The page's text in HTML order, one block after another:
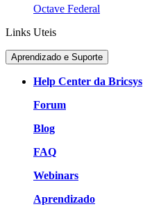
Octave Federal
Links Uteis
Aprendizado e Suporte
Help Center da Bricsys
Forum
Blog
FAQ
Webinars
Aprendizado